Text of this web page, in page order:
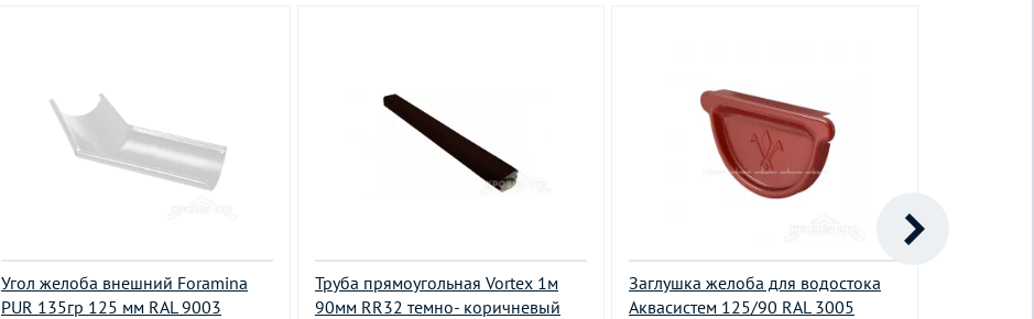
Угол желоба внешний Foramina
PUR 135гр 125 мм RAL 9003
Труба прямоугольная Vortex 1м
90мм RR32 темно- коричневый
Заглушка желоба для водостока
Аквасистем 125/90 RAL 3005